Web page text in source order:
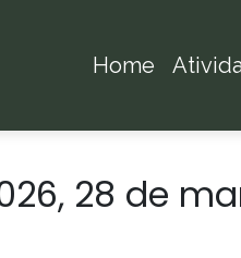
Home
28 de